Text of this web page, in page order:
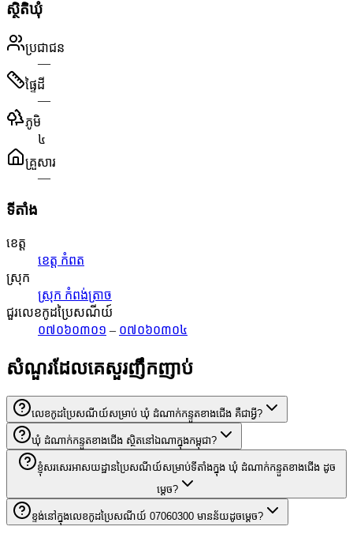
ស្ថិតិឃុំ
ប្រជាជន
—
ផ្ទៃដី
—
ភូមិ
៤
គ្រួសារ
—
ទីតាំង
ខេត្ត
ខេត្ត កំពត
ស្រុក
ស្រុក កំពង់ត្រាច
ជួរលេខកូដប្រៃសណីយ៍
០៧០៦០៣០១ – ០៧០៦០៣០៤
សំណួរដែលគេសួរញឹកញាប់
លេខកូដប្រៃសណីយ៍សម្រាប់ ឃុំ ដំណាក់កន្ទួតខាងជើង គឺជាអ្វី?
ឃុំ ដំណាក់កន្ទួតខាងជើង ស្ថិតនៅឯណាក្នុងកម្ពុជា?
ខ្ញុំសរសេរអាសយដ្ឋានប្រៃសណីយ៍សម្រាប់ទីតាំងក្នុង ឃុំ ដំណាក់កន្ទួតខាងជើង ដូច
ម្តេច?
ខ្ទង់នៅក្នុងលេខកូដប្រៃសណីយ៍ 07060300 មានន័យដូចម្តេច?